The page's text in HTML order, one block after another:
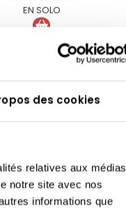
des cookies
relatives aux médias
notre site avec nos
informations que
EN SOLO
89,90 €
EN SOLO
89,90 €
EN SOLO